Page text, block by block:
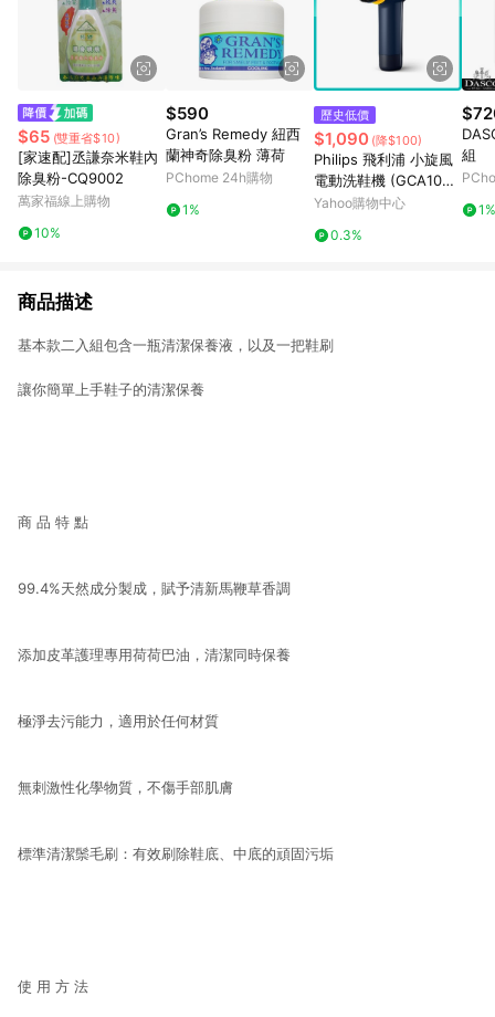
$65 (雙重省$10)
[家速配]丞謙奈米鞋內
除臭粉-CQ9002
萬家福線上購物
10%
$590
Gran’s Remedy 紐西
蘭神奇除臭粉 薄荷
PChome 24h購物
1%
歷史低價
$1,090 (降$100)
Philips 飛利浦 小旋風
電動洗鞋機 (GCA100
0)
Yahoo購物中心
0.3%
組
1%
商品描述
基本款二入組包含一瓶清潔保養液，以及一把鞋刷
讓你簡單上手鞋子的清潔保養
商 品 特 點
99.4%天然成分製成，賦予清新馬鞭草香調
添加皮革護理專用荷荷巴油，清潔同時保養
極淨去污能力，適用於任何材質
無刺激性化學物質，不傷手部肌膚
標準清潔鬃毛刷：有效刷除鞋底、中底的頑固污垢
使 用 方 法